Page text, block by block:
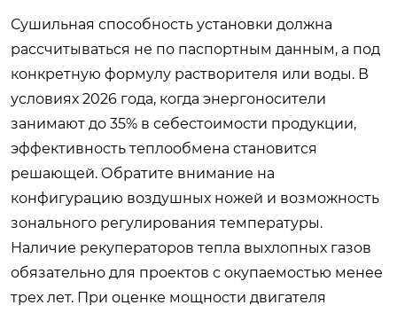
Сушильная способность установки должна
рассчитываться не по паспортным данным, а под
конкретную формулу растворителя или воды. В
условиях 2026 года, когда энергоносители
занимают до 35% в себестоимости продукции,
эффективность теплообмена становится
решающей. Обратите внимание на
конфигурацию воздушных ножей и возможность
зонального регулирования температуры.
Наличие рекуператоров тепла выхлопных газов
обязательно для проектов с окупаемостью менее
трех лет. При оценке мощности двигателя